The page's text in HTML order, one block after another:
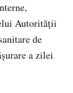
Autorităţii
de
a zilei